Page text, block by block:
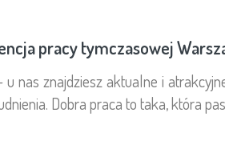
pracy tymczasowej
nas znajdziesz aktualne i
Dobra praca to taka, która